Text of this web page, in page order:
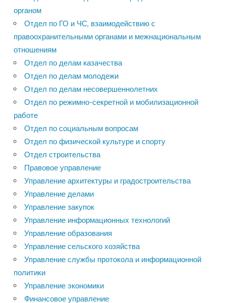
органом
Отдел по ГО и ЧС, взаимодействию с
правоохранительными органами и межнациональным
отношениям
Отдел по делам казачества
Отдел по делам молодежи
Отдел по делам несовершеннолетних
Отдел по режимно-секретной и мобилизационной
работе
Отдел по социальным вопросам
Отдел по физической культуре и спорту
Отдел строительства
Правовое управление
Управление архитектуры и градостроительства
Управление делами
Управление закупок
Управление информационных технологий
Управление образования
Управление сельского хозяйства
Управление службы протокола и информационной
политики
Управление экономики
Финансовое управление